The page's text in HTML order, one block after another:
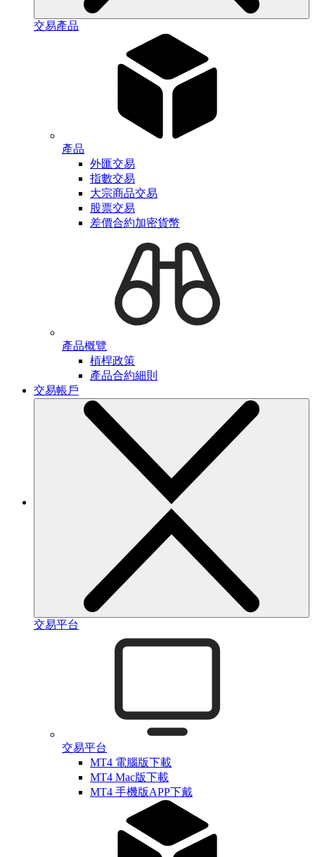
交易產品
產品
外匯交易
指數交易
大宗商品交易
股票交易
差價合約加密貨幣
產品概覽
槓桿政策
產品合約細則
交易帳戶
交易平台
交易平台
MT4 電腦版下載
MT4 Mac版下載
MT4 手機版APP下戴